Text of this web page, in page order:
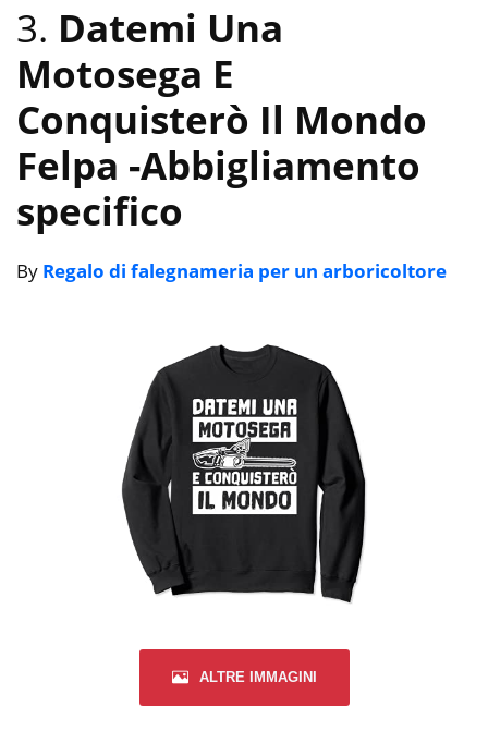
3. Datemi Una
Motosega E
Conquisterò Il Mondo
Felpa -Abbigliamento
specifico
By Regalo di falegnameria per un arboricoltore
ALTRE IMMAGINI